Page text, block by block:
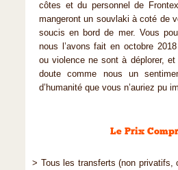
côtes et du personnel de
mangeront un souvlaki à coté de
soucis en bord de mer. Vous
nous l’avons fait en octobre
ou violence ne sont à déplorer,
doute comme nous un
d’humanité que vous n’auriez pu
Le Prix
> Tous les transferts (non privatifs,